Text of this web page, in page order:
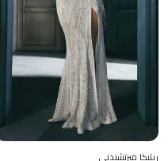
ريتيكا ميرتشندني